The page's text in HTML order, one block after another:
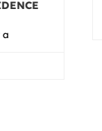
Sainte-Anne (97128),